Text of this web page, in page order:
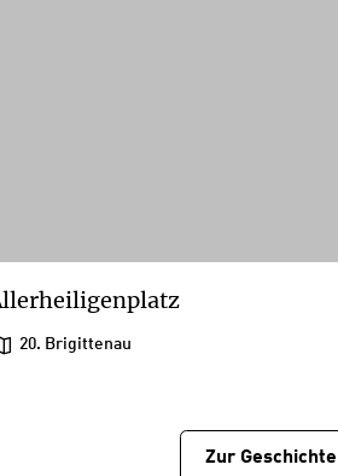
20. Brigittenau
Zur Geschichtе